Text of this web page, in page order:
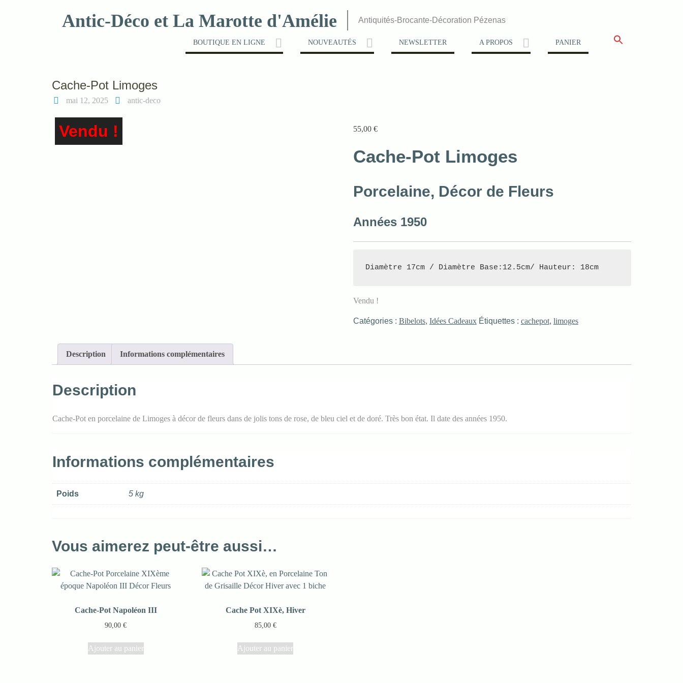
Antic-Déco et La Marotte d'Amélie Antiquités-Brocante-Décoration Pézenas
BOUTIQUE EN LIGNE NOUVEAUTÉS NEWSLETTER A PROPOS PANIER
Cache-Pot Limoges
mai 12, 2025 antic-deco
Vendu ! 55,00 €
Cache-Pot Limoges
Porcelaine, Décor de Fleurs
Années 1950
Diamètre 17cm / Diamètre Base:12.5cm/ Hauteur: 18cm
Vendu !
Catégories : Bibelots, Idées Cadeaux Étiquettes : cachepot, limoges
Description Informations complémentaires
Description
Cache-Pot en porcelaine de Limoges à décor de fleurs dans de jolis tons de rose, de bleu ciel et de doré. Très bon état. Il date des années 1950.
Informations complémentaires
Poids 5 kg
Vous aimerez peut-être aussi…
Cache-Pot Napoléon III
90,00€
Ajouter au panier
Cache Pot XIXè, Hiver
85,00 €
Ajouter au panier